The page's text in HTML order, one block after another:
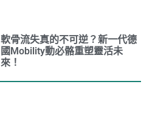
軟骨流失真的不可逆？新一代德
國Mobility動必骼重塑靈活未
來！